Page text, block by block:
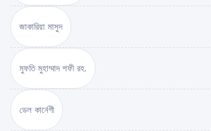
জাকারিয়া মাসুদ
মুফতি মুহাম্মাদ শফী রহ.
ডেল কার্নেগী